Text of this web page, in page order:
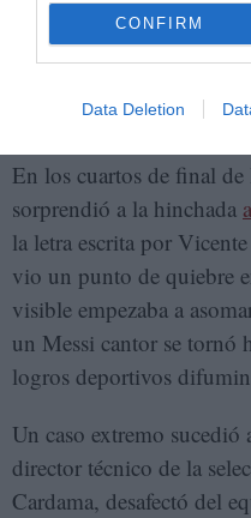
CONFIRM
Data Deletion
expresó en una
polémica. En aquel
momento.
En los cuartos de final
sorprendió a la hinchada
la letra escrita por
vio un punto de quiebre
visible empezaba a
un Messi cantor se tornó
logros deportivos
Un caso extremo
director técnico de la
Cardama, desafectó del